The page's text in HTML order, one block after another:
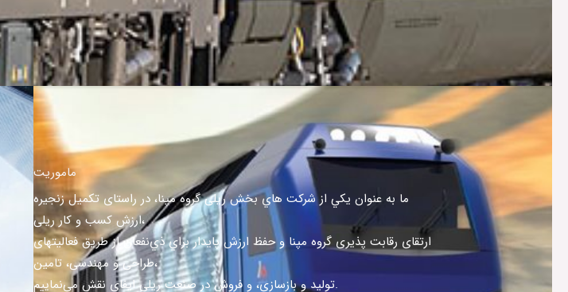
ماموریت
ما به عنوان يكي از شركت هاي بخش ریلی گروه مپنا، در راستای تکمیل زنجیره
ارزش کسب و کار ریلی،
ارتقای رقابت پذیری گروه مپنا و حفظ ارزش پايدار براي ذي‌نفعان از طریق فعالیتهای
طراحی و مهندسی، تامین،
تولید و بازسازی، و فروش در صنعت ریلی ایفای نقش می‌نماییم.